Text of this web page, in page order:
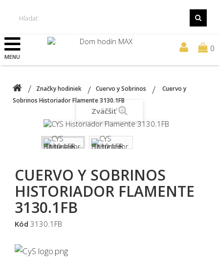
MENU
0
Značky hodiniek Cuervo y Sobrinos
Cuervo y
Sobrinos Historiador Flamente 3130.1FB
Zväčšiť
CUERVO Y SOBRINOS
HISTORIADOR FLAMENTE
3130.1FB
Kód 3130.1FB